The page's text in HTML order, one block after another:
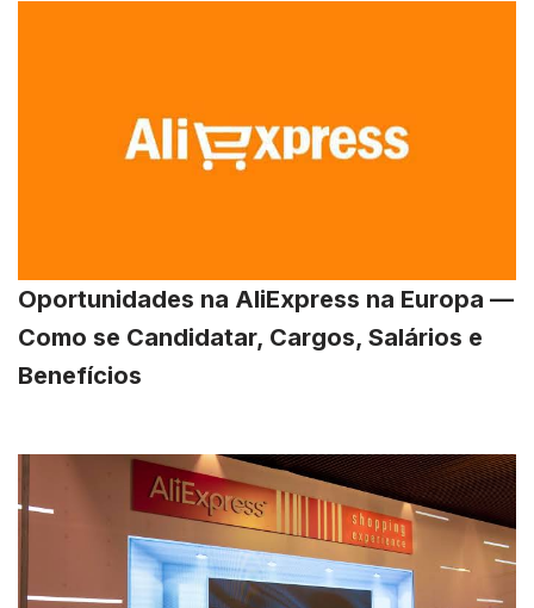
Oportunidades na AliExpress na Europa —
Como se Candidatar, Cargos, Salários e
Benefícios